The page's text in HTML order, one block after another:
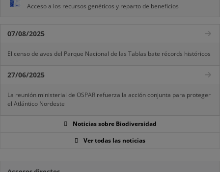
Acceso a los recursos genéticos y reparto de beneficios
07/08/2025
El censo de aves del Parque Nacional de las Tablas bate récords históricos
27/06/2025
La reunión ministerial de OSPAR refuerza la acción conjunta para proteger
el Atlántico Nordeste
Noticias sobre Biodiversidad
Ver todas las noticias